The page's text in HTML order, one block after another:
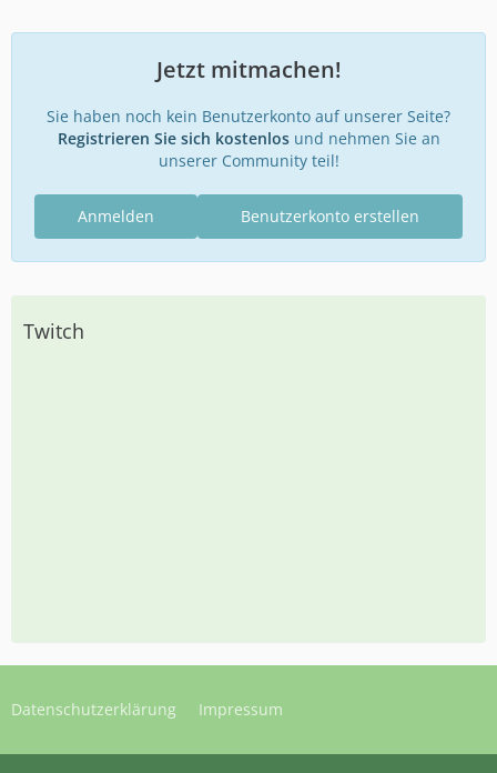
Jetzt mitmachen!
Sie haben noch kein Benutzerkonto auf unserer Seite?
Registrieren Sie sich kostenlosund nehmen Sie an
unserer Community teil!
Benutzerkonto erstellen
Anmelden
Twitch
Datenschutzerklärung Impressum